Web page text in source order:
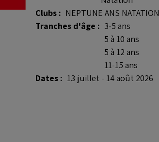
Clubs : NEPTUNE ANS NATATION
Tranches d'âge : 3-5 ans
5 à 10 ans
5 à 12 ans
11-15 ans
Dates : 13 juillet - 14 août 2026